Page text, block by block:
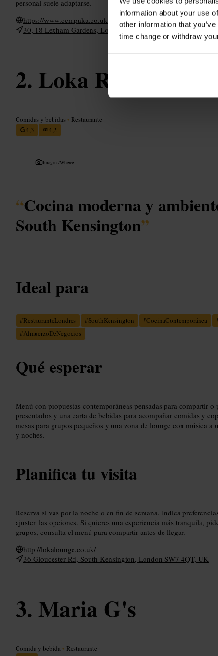
information about your use
other information that
time change or withdraw
personal suele adaptarse.
https://www.cempaka.co.uk/
30, 18 Lexham Gardens, Londres W8 5JE, Reino Unido
Loka Restaurant
Comidas y bebidas • Restaurante
4,3
4,2
Imagen /Wheree
“Cocina moderna y
South Kensington”
Ideal para
#RestauranteLondres #SouthKensington #CocinaContemporánea
#AlmuerzoDeNegocios
Qué esperar
Menú con propuestas contemporáneas pensadas para compartir
presentados y una carta de bebidas para acompañar comidas y
mesas para grupos pequeños y una zona de lounge con música a
y noches.
Planifica tu visita
Reserva si vas por la noche o en fin de semana. Indica
ajusten las opciones. Si quieres una experiencia más tranquila,
grupos, consulta el menú para compartir antes de llegar.
http://lokalounge.co.uk/
36 Gloucester Rd, South Kensington, London SW7 4QT, UK
Maria G's
Comida y bebida • Restaurante